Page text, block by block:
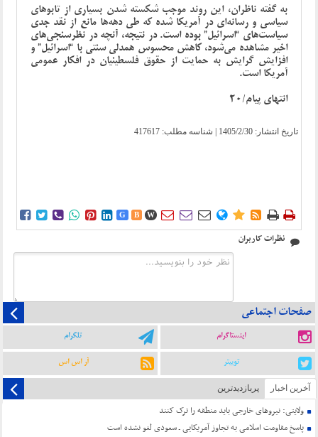
به گفته ناظران، این روند موجب شکسته شدن بسیاری از تابوهای
سیاسی و رسانه‌ای در آمریکا شده که طی دهه‌ها مانع از نقد جدی
سیاست‌های “اسرائیل” بوده است. در نتیجه، آنچه در نظرسنجی‌های
اخیر مشاهده می‌شود، کاهش محسوس همدلی سنتی با “اسرائیل” و
افزایش گرایش به حمایت از حقوق فلسطینیان در افکار عمومی
آمریکا است.
انتهای پیام/20
تاریخ انتشار: 1405/2/30 | شناسه مطلب: 417617
      G B W        
نظرات کاربران
صفحات اجتماعی
اینستاگرام تلگرام
توییتر آر اس اس
آخرین اخبار پربازدیدترین
ولایتی: نیروهای خارجی باید منطقه را ترک کنند
پاسخ مقاومت اسلامی به تجاوز آمریکایی ـ سعودی لغو نشده است